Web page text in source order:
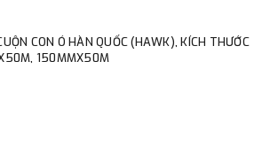
CON Ó HÀN QUỐC (HAWK), KÍCH THƯỚC
150MMX50M